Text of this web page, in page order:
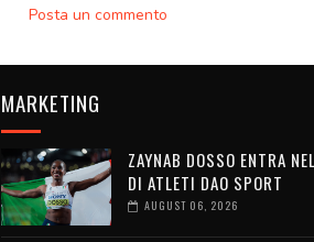
Posta un commento
MARKETING
ZAYNAB DOSSO ENTRA
DI ATLETI DAO SPORT
AUGUST 06, 2026